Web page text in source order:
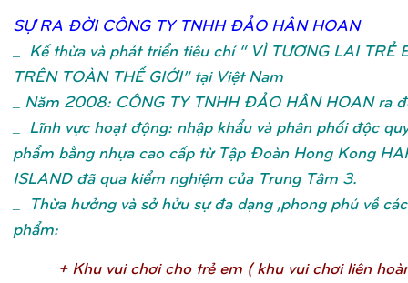
SỰRA ĐỜI CÔNG TY TNHH ĐẢO HÂN HOAN
Kế thừa và phát triển tiêu chí “ VÌ TƯƠNG LAI TRẺ
TRÊN TOÀN THẾ GIỚI” tại Việt Nam
_ Năm 2008: CÔNG TY TNHH ĐẢO HÂN HOAN ra
_ Lĩnh vực hoạt động: nhập khẩu và phân phối độc
phẩm bằng nhựa cao cấp từ Tập Đoàn Hong Kong
ISLAND đã qua kiểm nghiệm của Trung Tâm 3.
_ Thừa hưởng và sở hửu sự đa dạng ,phong phú về
phẩm:
+ Khu vui chơi cho trẻem ( khu vui chơi liên